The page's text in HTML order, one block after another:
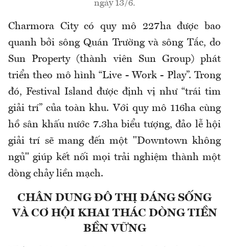
ngày 13/6.
Charmora City có quy mô 227ha được bao
quanh bởi sông Quán Trường và sông Tắc, do
Sun Property (thành viên Sun Group) phát
triển theo mô hình “Live - Work - Play”. Trong
đó, Festival Island được định vị như “trái tim
giải trí” của toàn khu. Với quy mô 116ha cùng
hồ sân khấu nước 7.3ha biểu tượng, đảo lễ hội
giải trí sẽ mang đến một "Downtown không
ngủ" giúp kết nối mọi trải nghiệm thành một
dòng chảy liền mạch.
CHÂN DUNG ĐÔ THỊ ĐÁNG SỐNG
VÀ CƠ HỘI KHAI THÁC DÒNG TIỀN
BỀN VỮNG